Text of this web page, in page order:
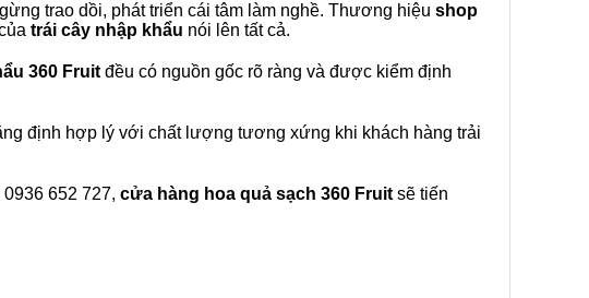
trao dồi, phát triển cái tâm làm nghề. Thương hiệu shop
trái cây nhập khẩu nói lên tất cả.
360 Fruit đều có nguồn gốc rõ ràng và được kiểm định
định hợp lý với chất lượng tương xứng khi khách hàng trải
652 727, cửa hàng hoa quả sạch 360 Fruit sẽ tiến